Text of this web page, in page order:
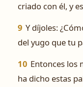
criado con él, y
9 Y díjoles:
del yugo que tu
10 Entonces los
ha dicho estas